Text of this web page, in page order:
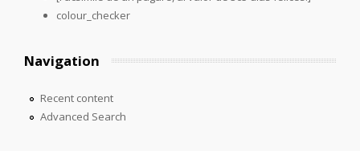
colour_checker
Navigation
Recent content
Advanced Search